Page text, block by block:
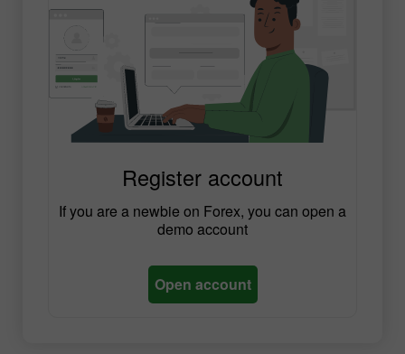
Register account
If you are a newbie on Forex, you can open a
demo account
Open account